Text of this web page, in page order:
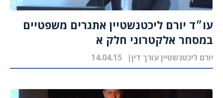
עו״ד יורם ליכטנשטיין אתגרים משפטיים
במסחר אלקטרוני חלק א
יורם ליכטנשטיין עורך דין 14.04.15